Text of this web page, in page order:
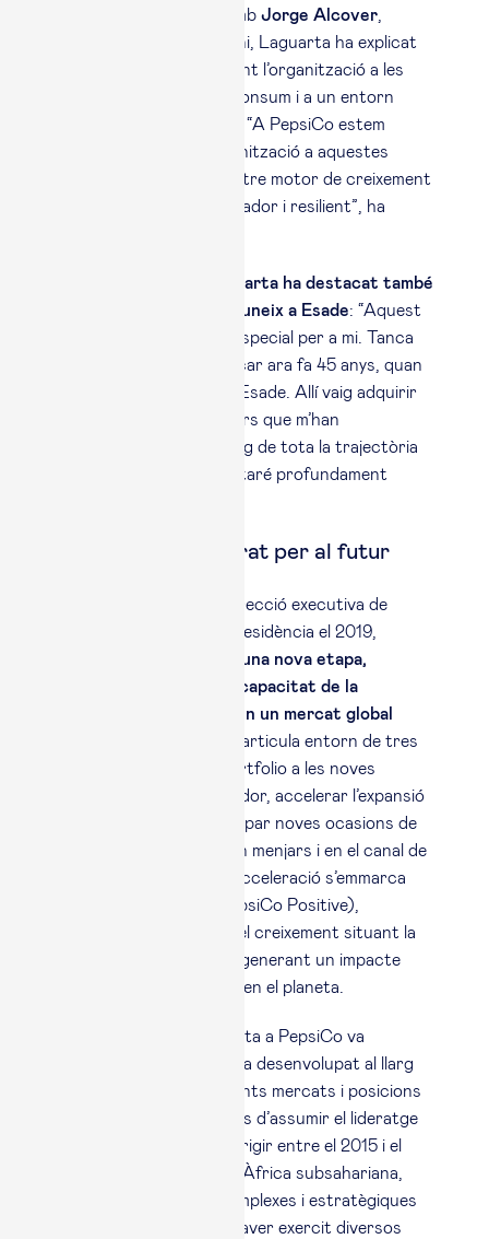
Durant una conversa amb Jorge Alcover
president d’Esade Alumni, Laguarta ha explicat
que PepsiCo està ajustant l’organització a les
noves expectatives de consum i a un entorn
empresarial més exigent. “A PepsiCo estem
adaptant la nostra organització a aquestes
realitats, fent que el nostre motor de creixement
sigui més àgil, transformador i resilient”, ha
Laguarta ha destacat també
el vincle personal que l’uneix a Esade: “Aquest
reconeixement és molt especial per a mi. Tanca
un cercle que va començar ara fa 45 anys, quan
vaig iniciar els estudis a Esade. Allí vaig adquirir
unes habilitats i uns valors que m’han
acompanyat i guiat al llarg de tota la trajectòria
professional. Sempre estaré profundament
Creixement preparat per al futur
Des que va assumir la direcció executiva de
PepsiCo l’any 2018 i la presidència el 2019,
Laguarta n’ha impulsat una nova etapa,
orientada a reforçar la capacitat de la
companyia per créixer en un mercat global
. L’estratègia s’articula entorn de tres
prioritats: adaptar el portfolio a les noves
necessitats del consumidor, accelerar l’expansió
internacional i desenvolupar noves ocasions de
consum, especialment en menjars i en el canal de
fora de la llar. Aquesta acceleració s’emmarca
dins la visió de pep+ (PepsiCo Positive),
l’estratègia que impulsa el creixement situant la
sostenibilitat al centre i generant un impacte
positiu en les persones i en el planeta.
La trajectòria de Laguarta a PepsiCo va
començar l’any 1996 i s’ha desenvolupat al llarg
de tres dècades a diferents mercats i posicions
de responsabilitat. Abans d’assumir el lideratge
global de l’empresa, va dirigir entre el 2015 i el
2017 la regió d’Europa i l’Àfrica subsahariana,
una de les àrees més complexes i estratègiques
de PepsiCo, després d’haver exercit diversos